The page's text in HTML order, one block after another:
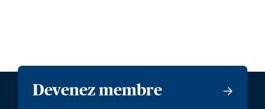
Devenez membre